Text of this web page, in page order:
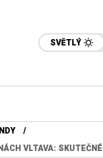
SVĚTLÝ
VLTAVA: